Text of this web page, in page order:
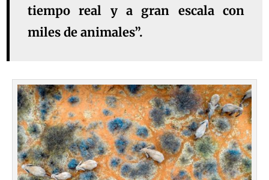
tiempo real y a gran escala con
miles de animales”.